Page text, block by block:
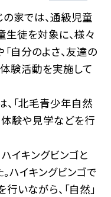
家では、通級児童
徒を対象に、様々
「自分のよさ、友達の
体験活動を実施して
、「北毛青少年自然
体験や見学などを行
イキングビンゴと
ハイキングビンゴで
いながら、「自然」